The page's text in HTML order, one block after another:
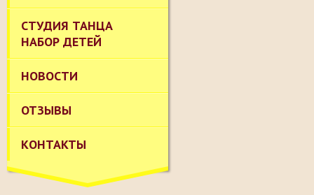
СТУДИЯ ТАНЦА
НАБОР ДЕТЕЙ
НОВОСТИ
ОТЗЫВЫ
КОНТАКТЫ